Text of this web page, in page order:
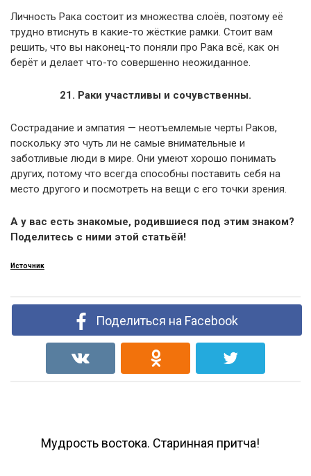
Личность Рака состоит из множества слоёв, поэтому её
трудно втиснуть в какие-то жёсткие рамки. Стоит вам
решить, что вы наконец-то поняли про Рака всё, как он
берёт и делает что-то совершенно неожиданное.
21. Раки участливы и сочувственны.
Сострадание и эмпатия — неотъемлемые черты Раков,
поскольку это чуть ли не самые внимательные и
заботливые люди в мире. Они умеют хорошо понимать
других, потому что всегда способны поставить себя на
место другого и посмотреть на вещи с его точки зрения.
А у вас есть знакомые, родившиеся под этим знаком?
Поделитесь с ними этой статьёй!
Источник
Поделиться на Facebook
Мудрость востока. Старинная притча!